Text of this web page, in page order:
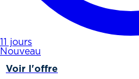
11 jours
Nouveau
Voir l'offre